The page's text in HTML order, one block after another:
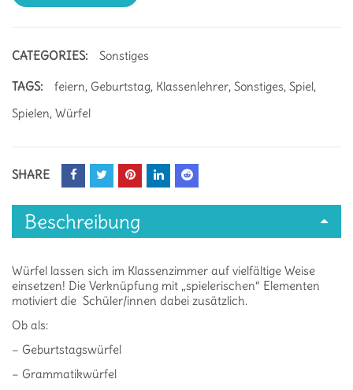
CATEGORIES: Sonstiges
TAGS: feiern, Geburtstag, Klassenlehrer, Sonstiges, Spiel,
Spielen, Würfel
SHARE
Beschreibung
Würfel lassen sich im Klassenzimmer auf vielfältige Weise
einsetzen! Die Verknüpfung mit „spielerischen“ Elementen
motiviert die Schüler/innen dabei zusätzlich.
Ob als:
– Geburtstagswürfel
– Grammatikwürfel